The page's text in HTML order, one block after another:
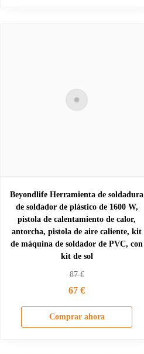
Beyondlife Herramienta de soldadura
de soldador de plástico de 1600 W,
pistola de calentamiento de calor,
antorcha, pistola de aire caliente, kit
de máquina de soldador de PVC, con
kit de sol
87€
67 €
Comprar ahora